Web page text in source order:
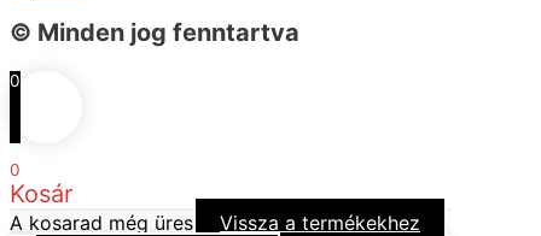
© Minden jog fenntartva
0
0
Kosár
A kosarad még üres Vissza a termékekhez